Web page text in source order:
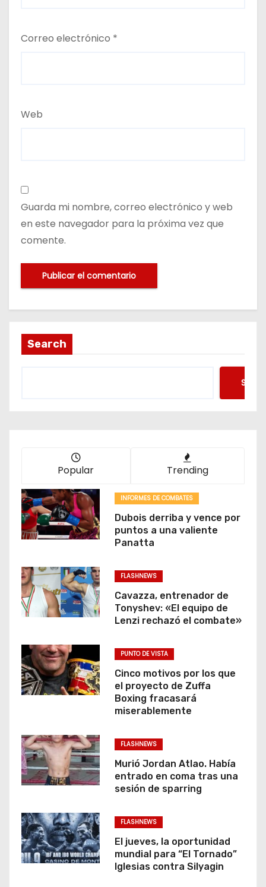
Correo electrónico *
Web
Guarda mi nombre, correo electrónico y web
en este navegador para la próxima vez que
comente.
Search
Popular Trending
INFORMES DE COMBATES
Dubois derriba y vence por
puntos a una valiente
Panatta
FLASHNEWS
Cavazza, entrenador de
Tonyshev: «El equipo de
Lenzi rechazó el combate»
PUNTO DE VISTA
Cinco motivos por los que
el proyecto de Zuffa
Boxing fracasará
miserablemente
FLASHNEWS
Murió Jordan Atlao. Había
entrado en coma tras una
sesión de sparring
FLASHNEWS
El jueves, la oportunidad
mundial para “El Tornado”
Iglesias contra Silyagin